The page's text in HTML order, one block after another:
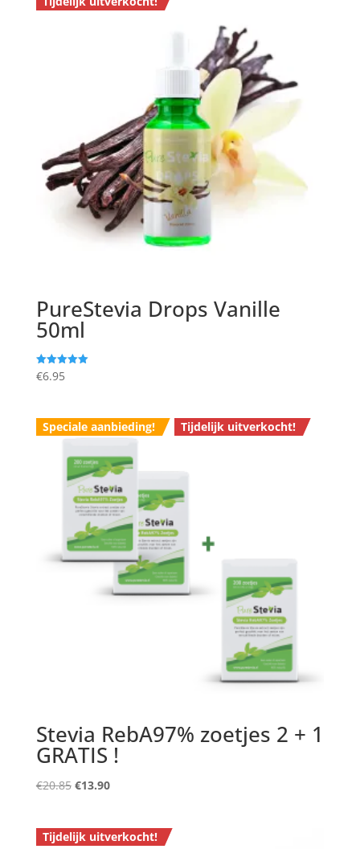
PureStevia Drops Vanille
50ml
Gewaardeerd
5.00
€6.95
Speciale aanbieding! Tijdelijk uitverkocht!
Stevia RebA97% zoetjes 2 + 1
GRATIS !
€20.85 Oorspronkelijke
€20.85.
€13.90Huidige
€13.90.
Tijdelijk uitverkocht!